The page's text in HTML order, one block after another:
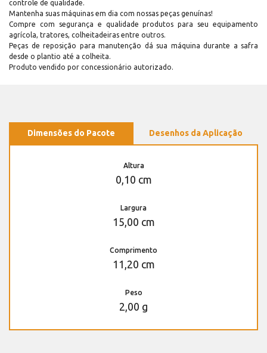
controle de qualidade.
Mantenha suas máquinas em dia com nossas peças genuínas!
Compre com segurança e qualidade produtos para seu equipamento
agrícola, tratores, colheitadeiras entre outros.
Peças de reposição para manutenção dá sua máquina durante a safra
desde o plantio até a colheita.
Produto vendido por concessionário autorizado.
Dimensões do Pacote Desenhos da Aplicação
Altura
0,10 cm
Largura
15,00 cm
Comprimento
11,20 cm
Peso
2,00 g